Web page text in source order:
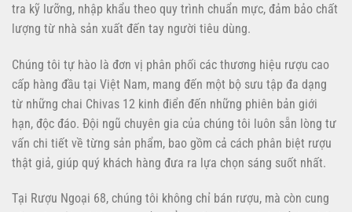
tra kỹ lưỡng, nhập khẩu theo quy trình chuẩn mực, đảm bảo chất
lượng từ nhà sản xuất đến tay người tiêu dùng.
Chúng tôi tự hào là đơn vị phân phối các thương hiệu rượu cao
cấp hàng đầu tại Việt Nam, mang đến một bộ sưu tập đa dạng
từ những chai Chivas 12 kinh điển đến những phiên bản giới
hạn, độc đáo. Đội ngũ chuyên gia của chúng tôi luôn sẵn lòng tư
vấn chi tiết về từng sản phẩm, bao gồm cả cách phân biệt rượu
thật giả, giúp quý khách hàng đưa ra lựa chọn sáng suốt nhất.
Tại Rượu Ngoại 68, chúng tôi không chỉ bán rượu, mà còn cung